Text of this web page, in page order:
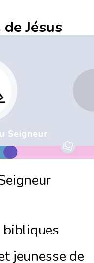
Jésus
bibliques
jeunesse de